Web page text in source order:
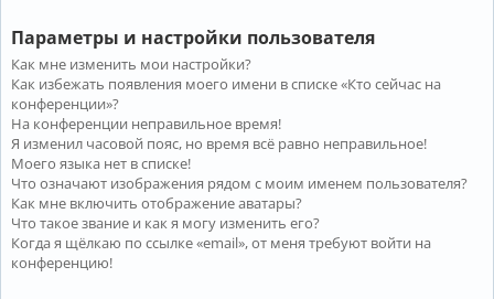
Параметры и настройки пользователя
Как мне изменить мои настройки?
Как избежать появления моего имени в списке «Кто сейчас на
конференции»?
На конференции неправильное время!
Я изменил часовой пояс, но время всё равно неправильное!
Моего языка нет в списке!
Что означают изображения рядом с моим именем пользователя?
Как мне включить отображение аватары?
Что такое звание и как я могу изменить его?
Когда я щёлкаю по ссылке «email», от меня требуют войти на
конференцию!